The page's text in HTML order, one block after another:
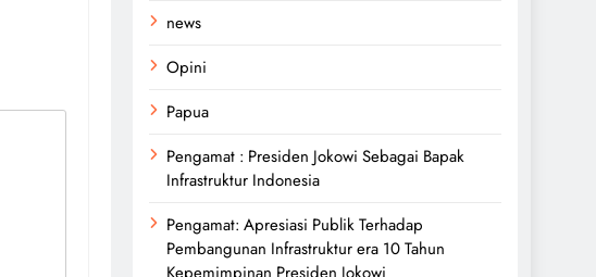
news
Opini
Papua
Pengamat : Presiden Jokowi Sebagai Bapak
Infrastruktur Indonesia
Pengamat: Apresiasi Publik Terhadap
Pembangunan Infrastruktur era 10 Tahun